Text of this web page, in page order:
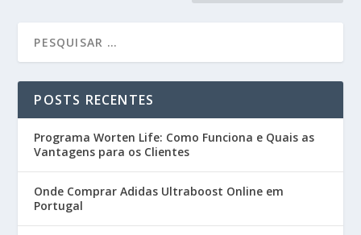
POSTS RECENTES
Programa Worten Life: Como Funciona e Quais as
Vantagens para os Clientes
Onde Comprar Adidas Ultraboost Online em
Portugal